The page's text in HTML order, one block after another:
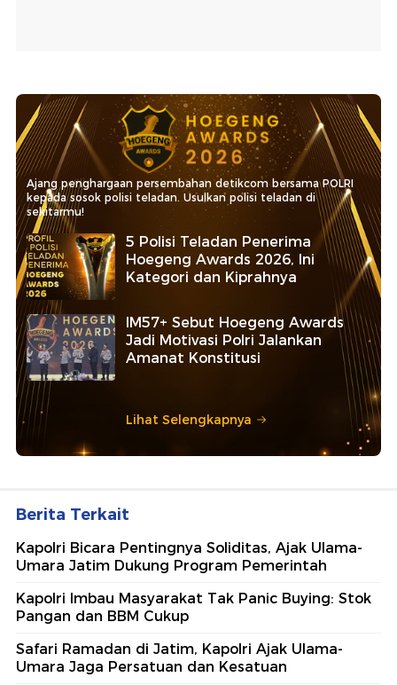
Ajang penghargaan persembahan detikcom bersama POLRI
kepada sosok polisi teladan. Usulkan polisi teladan di
sekitarmu!
5 Polisi Teladan Penerima
Hoegeng Awards 2026, Ini
Kategori dan Kiprahnya
IM57+ Sebut Hoegeng Awards
Jadi Motivasi Polri Jalankan
Amanat Konstitusi
Lihat Selengkapnya
Berita Terkait
Kapolri Bicara Pentingnya Soliditas, Ajak Ulama-
Umara Jatim Dukung Program Pemerintah
Kapolri Imbau Masyarakat Tak Panic Buying: Stok
Pangan dan BBM Cukup
Safari Ramadan di Jatim, Kapolri Ajak Ulama-
Umara Jaga Persatuan dan Kesatuan